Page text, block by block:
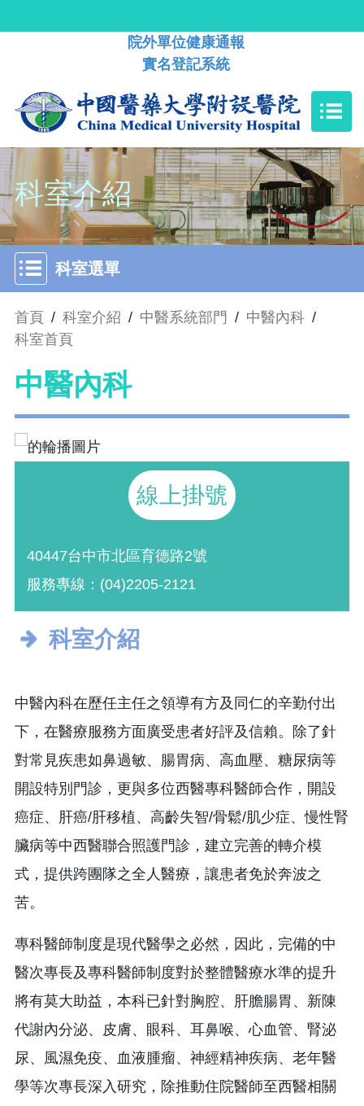
院外單位健康通報
實名登記系統
科室介紹
科室選單
首頁 / 科室介紹 / 中醫系統部門 / 中醫內科 /
科室首頁
中醫內科
線上掛號
40447台中市北區育德路2號
服務專線：(04)2205-2121
科室介紹
中醫內科在歷任主任之領導有方及同仁的辛勤付出
下，在醫療服務方面廣受患者好評及信賴。除了針
對常見疾患如鼻過敏、腸胃病、高血壓、糖尿病等
開設特別門診，更與多位西醫專科醫師合作，開設
癌症、肝癌/肝移植、高齡失智/骨鬆/肌少症、慢性腎
臟病等中西醫聯合照護門診，建立完善的轉介模
式，提供跨團隊之全人醫療，讓患者免於奔波之
苦。
專科醫師制度是現代醫學之必然，因此，完備的中
醫次專長及專科醫師制度對於整體醫療水準的提升
將有莫大助益，本科已針對胸腔、肝膽腸胃、新陳
代謝內分泌、皮膚、眼科、耳鼻喉、心血管、腎泌
尿、風濕免疫、血液腫瘤、神經精神疾病、老年醫
學等次專長深入研究，除推動住院醫師至西醫相關